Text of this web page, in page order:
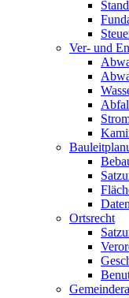
Ver- und
Ortsrecht